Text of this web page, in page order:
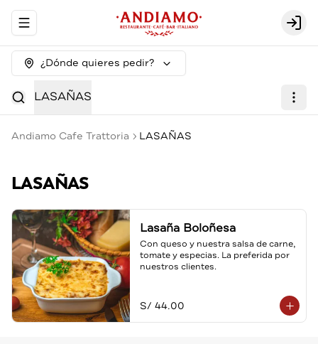
Abrir menu de navegación
¿Dónde quieres pedir?
LASAÑAS
Andiamo Cafe Trattoria LASAÑAS
LASAÑAS
Lasaña Boloñesa
Con queso y nuestra salsa de carne,
tomate y especias. La preferida por
nuestros clientes.
S/ 44.00